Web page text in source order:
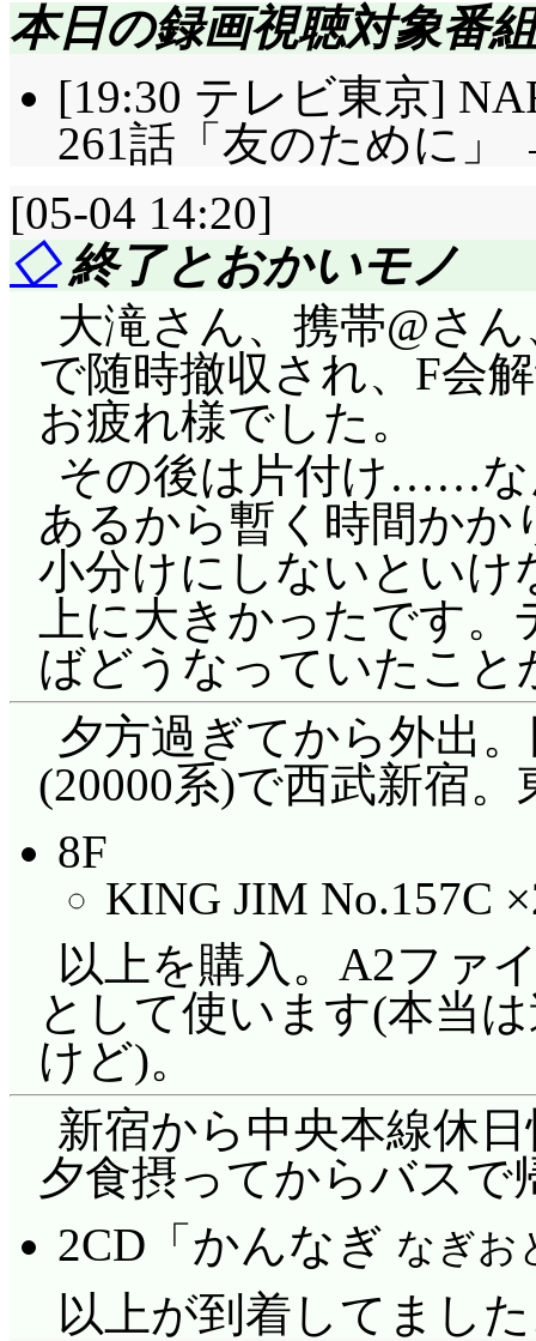
本日の録画視聴対象番組
[19:30 テレビ東京]
261話「友のために」
[05-04 14:20]
◇終了とおかいモノ
大滝さん、携帯@さ
で随時撤収され、F会
お疲れ様でした。
その後は片付け……な
あるから暫く時間かか
小分けにしないといけ
上に大きかったです
ばどうなっていたこと
夕方過ぎてから外出
(20000系)で西武新宿
8F
KING JIM No.157C
以上を購入。A2ファ
として使います(本当
けど)。
新宿から中央本線休
夕食摂ってからバスで
2CD「かんなぎ なぎお
以上が到着してまし